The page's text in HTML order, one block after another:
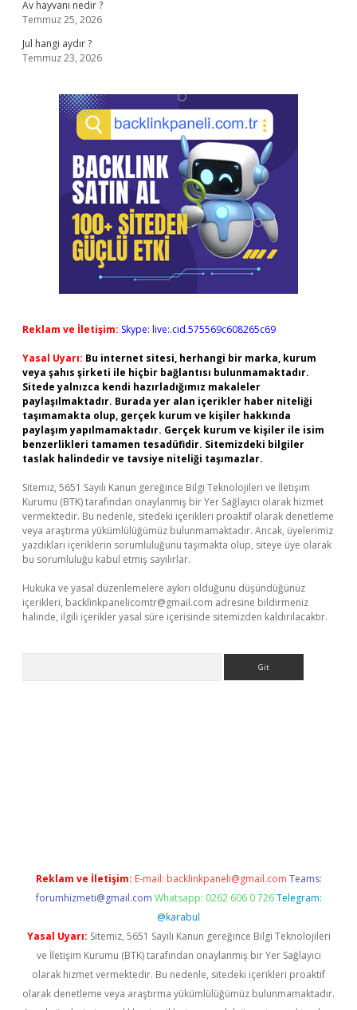
Av hayvanı nedir ?
Temmuz 25, 2026
Jul hangi aydır ?
Temmuz 23, 2026
Reklam ve İletişim: Skype: live:.cid.575569c608265c69
Yasal Uyarı: Bu internet sitesi, herhangi bir marka, kurum
veya şahıs şirketi ile hiçbir bağlantısı bulunmamaktadır.
Sitede yalnızca kendi hazırladığımız makaleler
paylaşılmaktadır. Burada yer alan içerikler haber niteliği
taşımamakta olup, gerçek kurum ve kişiler hakkında
paylaşım yapılmamaktadır. Gerçek kurum ve kişiler ile isim
benzerlikleri tamamen tesadüfidir. Sitemizdeki bilgiler
taslak halindedir ve tavsiye niteliği taşımazlar.
Sitemiz, 5651 Sayılı Kanun gereğince Bilgi Teknolojileri ve İletişim
Kurumu (BTK) tarafından onaylanmış bir Yer Sağlayıcı olarak hizmet
vermektedir. Bu nedenle, sitedeki içerikleri proaktif olarak denetleme
veya araştırma yükümlülüğümüz bulunmamaktadır. Ancak, üyelerimiz
yazdıkları içeriklerin sorumluluğunu taşımakta olup, siteye üye olarak
bu sorumluluğu kabul etmiş sayılırlar.
Hukuka ve yasal düzenlemelere aykırı olduğunu düşündüğünüz
içerikleri, backlinkpanelicomtr@gmail.com adresine bildirmeniz
halinde, ilgili içerikler yasal süre içerisinde sitemizden kaldırılacaktır.
Reklam ve İletişim: E-mail: backlinkpaneli@gmail.com Teams:
forumhizmeti@gmail.com Whatsapp: 0262 606 0 726 Telegram:
@karabul
Yasal Uyarı: Sitemiz, 5651 Sayılı Kanun gereğince Bilgi Teknolojileri
ve İletişim Kurumu (BTK) tarafından onaylanmış bir Yer Sağlayıcı
olarak hizmet vermektedir. Bu nedenle, sitedeki içerikleri proaktif
olarak denetleme veya araştırma yükümlülüğümüz bulunmamaktadır.